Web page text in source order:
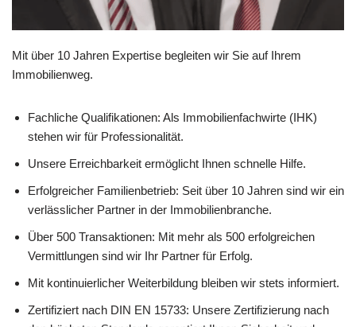
Mit über 10 Jahren Expertise begleiten wir Sie auf Ihrem
Immobilienweg.
Fachliche Qualifikationen: Als Immobilienfachwirte (IHK)
stehen wir für Professionalität.
Unsere Erreichbarkeit ermöglicht Ihnen schnelle Hilfe.
Erfolgreicher Familienbetrieb: Seit über 10 Jahren sind wir ein
verlässlicher Partner in der Immobilienbranche.
Über 500 Transaktionen: Mit mehr als 500 erfolgreichen
Vermittlungen sind wir Ihr Partner für Erfolg.
Mit kontinuierlicher Weiterbildung bleiben wir stets informiert.
Zertifiziert nach DIN EN 15733: Unsere Zertifizierung nach